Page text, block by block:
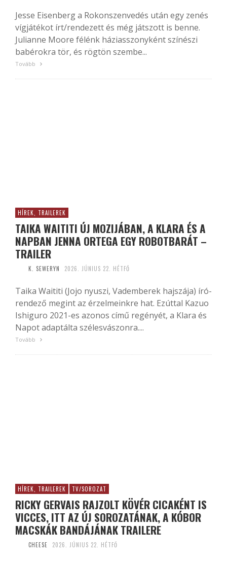
Jesse Eisenberg a Rokonszenvedés után egy zenés
vígjátékot írt/rendezett és még játszott is benne.
Julianne Moore félénk háziasszonyként színészi
babérokra tör, és rögtön szembe...
Tovább
HÍREK, TRAILEREK
TAIKA WAITITI ÚJ MOZIJÁBAN, A KLARA ÉS A
NAPBAN JENNA ORTEGA EGY ROBOTBARÁT –
TRAILER
K. SEWERYN 2026. JÚNIUS 22. HÉTFŐ
Taika Waititi (Jojo nyuszi, Vademberek hajszája) író-
rendező megint az érzelmeinkre hat. Ezúttal Kazuo
Ishiguro 2021-es azonos című regényét, a Klara és
Napot adaptálta szélesvászonra....
Tovább
HÍREK, TRAILEREK TV/SOROZAT
RICKY GERVAIS RAJZOLT KÖVÉR CICAKÉNT IS
VICCES, ITT AZ ÚJ SOROZATÁNAK, A KÓBOR
MACSKÁK BANDÁJÁNAK TRAILERE
CHEESE 2026. JÚNIUS 22. HÉTFŐ